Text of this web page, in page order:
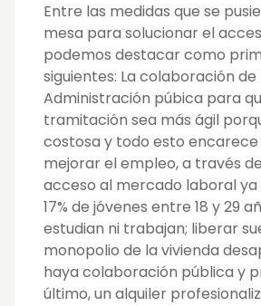
Entre las medidas que se
mesa para solucionar el
podemos destacar como
siguientes: La colaboración de
Administración púbica para
tramitación sea más ágil
costosa y todo esto encarece
mejorar el empleo, a través
acceso al mercado laboral ya
17% de jóvenes entre 18 y 29
estudian ni trabajan; liberar
monopolio de la vivienda
haya colaboración pública y
último, un alquiler